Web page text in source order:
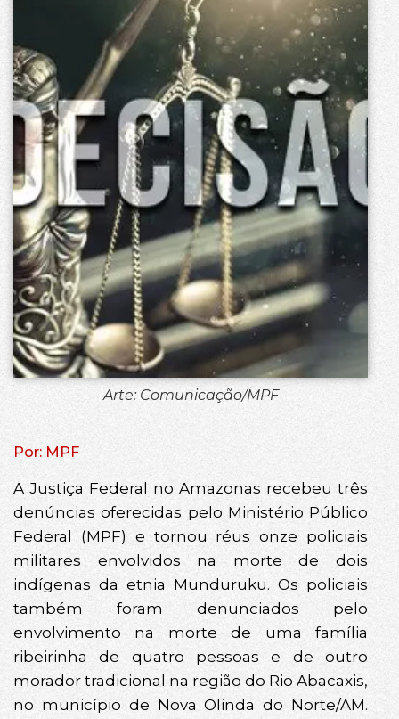
Arte: Comunicação/MPF
Por: MPF
A Justiça Federal no Amazonas recebeu três
denúncias oferecidas pelo Ministério Público
Federal (MPF) e tornou réus onze policiais
militares envolvidos na morte de dois
indígenas da etnia Munduruku. Os policiais
também foram denunciados pelo
envolvimento na morte de uma família
ribeirinha de quatro pessoas e de outro
morador tradicional na região do Rio Abacaxis,
no município de Nova Olinda do Norte/AM.